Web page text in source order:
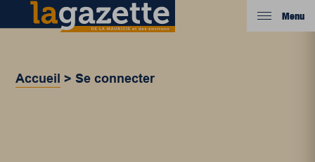
Menu
Accueil >Se connecter